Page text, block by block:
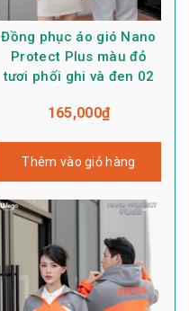
Đồng phục áo gió Nano
Protect Plus màu đỏ
tươi phối ghi và đen 02
165,000₫
Thêm vào giỏ hàng